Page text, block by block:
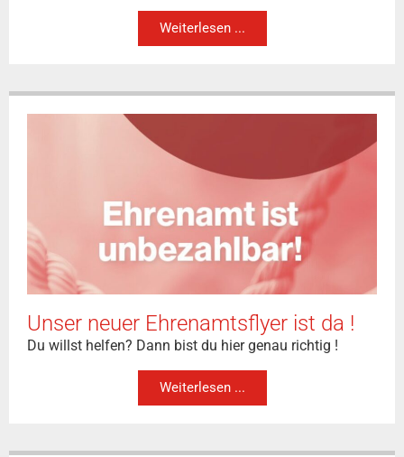
Weiterlesen ...
Unser neuer Ehrenamtsflyer ist da !
Du willst helfen? Dann bist du hier genau richtig !
Weiterlesen ...